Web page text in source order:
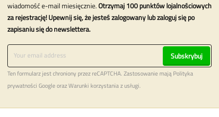
wiadomość e-mail miesięcznie.Otrzymaj 100 punktów lojalnościowych
za rejestrację! Upewnij się, że jesteś zalogowany lub zaloguj się po
zapisaniu się do newslettera.
Subskrybuj
Ten formularz jest chroniony przez reCAPTCHA. Zastosowanie mają Polityka
prywatności Google orazWarunki korzystania z usługi.